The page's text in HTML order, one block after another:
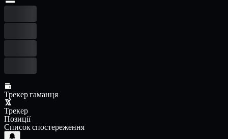
Трекер гаманця
Трекер
Позиції
Список спостереження